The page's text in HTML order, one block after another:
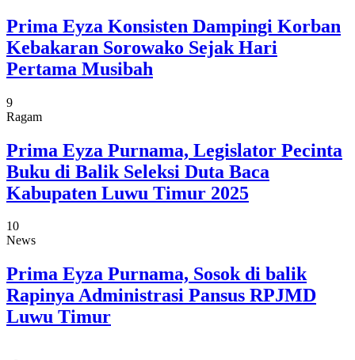
Prima Eyza Konsisten Dampingi Korban
Kebakaran Sorowako Sejak Hari
Pertama Musibah
9
Ragam
Prima Eyza Purnama, Legislator Pecinta
Buku di Balik Seleksi Duta Baca
Kabupaten Luwu Timur 2025
10
News
Prima Eyza Purnama, Sosok di balik
Rapinya Administrasi Pansus RPJMD
Luwu Timur